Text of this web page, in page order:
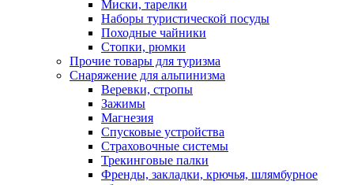
Миски, тарелки
Наборы туристической посуды
Походные чайники
Стопки, рюмки
Прочие товары для туризма
Снаряжение для альпинизма
Веревки, стропы
Зажимы
Магнезия
Спусковые устройства
Страховочные системы
Трекинговые палки
Френды, закладки, крючья, шлямбурное